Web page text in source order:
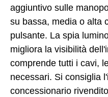
aggiuntivo sulle
su bassa, media o alta
pulsante. La spia
migliora la visibilità
comprende tutti i cavi,
necessari. Si consiglia
concessionario